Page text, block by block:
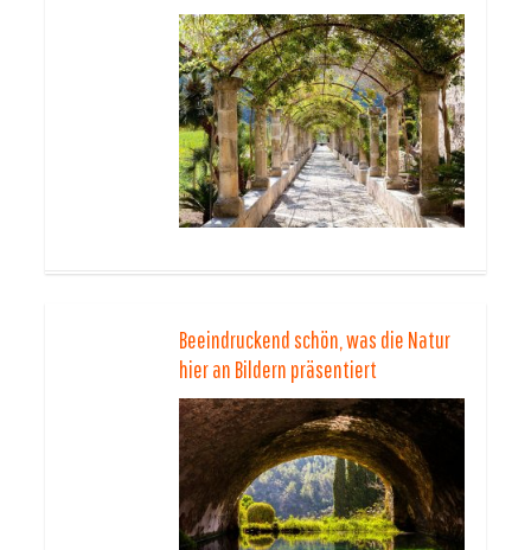
Beeindruckend schön, was die Natur
hier an Bildern präsentiert